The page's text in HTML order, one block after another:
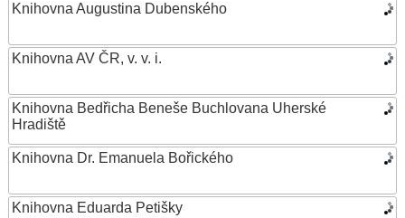
Knihovna Augustina Dubenského
Knihovna AV ČR, v. v. i.
Knihovna Bedřicha Beneše Buchlovana Uherské
Hradiště
Knihovna Dr. Emanuela Bořického
Knihovna Eduarda Petišky